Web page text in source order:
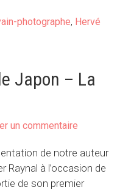
photographe, Hervé
Japon – La
un commentaire
de notre auteur
Raynal à l’occasion de
de son premier